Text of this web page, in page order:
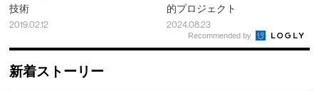
技術
2019.02.12
的プロジェクト
2024.08.23
Recommended by
新着ストーリー